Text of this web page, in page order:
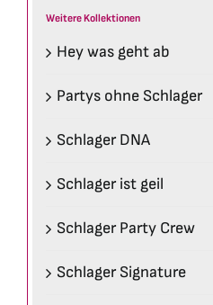
Weitere Kollektionen
Hey was geht ab
Partys ohne Schlager
Schlager DNA
Schlager ist geil
Schlager Party Crew
Schlager Signature